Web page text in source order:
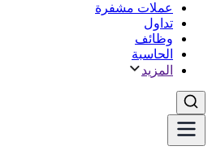
عملات مشفرة
تداول
وظائف
الحاسبة
المزيد